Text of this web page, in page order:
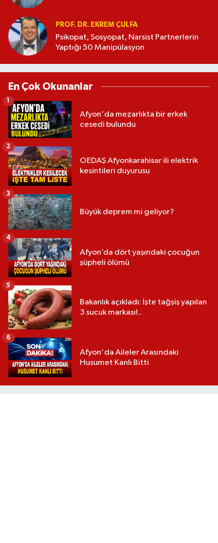
PROF. DR. EKREM ÇULFA
Psikopat, Sosyopat, Narsist Partnerlerin
Yaptığı 50 Manipülasyon
En Çok Okunanlar
Afyon'da mezarlıkta bir erkek
cesedi bulundu
1
OEDAŞ Afyonkarahisar ili elektrik
kesintileri duyurusu
2
Büyük deprem mi geliyor?
3
Afyon’da dört yaşındaki çocuğun
şüpheli ölümü
4
Bakanlık açıkladı: İşte tağşiş yapılan
3 sucuk markası!..
5
Afyon'da Aileler Arasındaki
Husumet Kanlı Bitti
6